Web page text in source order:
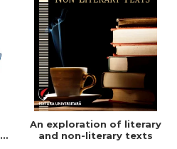
An exploration of literary
and non-literary texts